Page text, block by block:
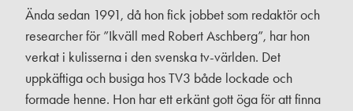
Ända sedan 1991, då hon fick jobbet som redaktör och
researcher för ”Ikväll med Robert Aschberg”, har hon
verkat i kulisserna i den svenska tv-världen. Det
uppkäftiga och busiga hos TV3 både lockade och
formade henne. Hon har ett erkänt gott öga för att finna